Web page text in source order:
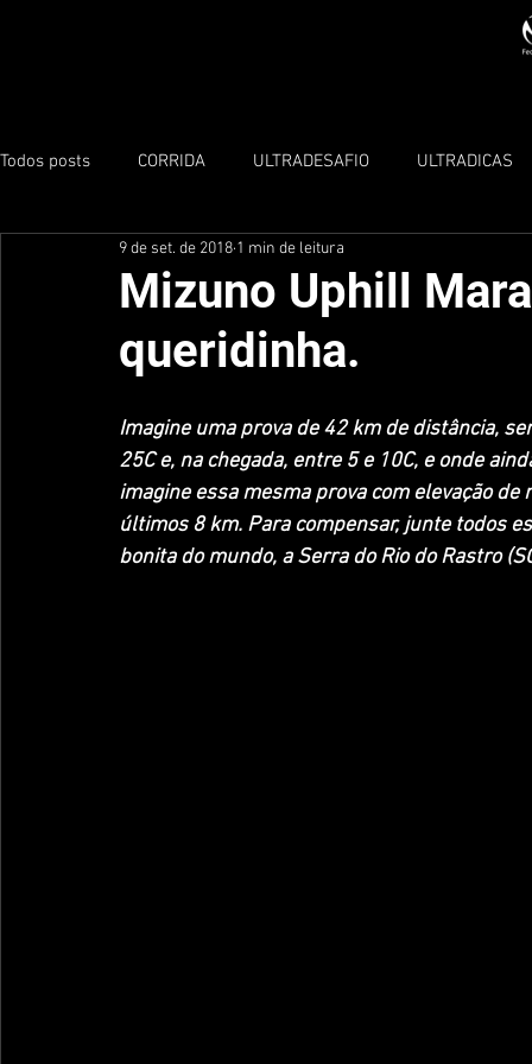
Todos posts CORRIDA ULTRADESAFIO ULTRADICAS
TRIATHLON
Mizuno Uphill
queridinha.
9 de set. de 2018 1 min de leitura
Imagine uma prova de 42 km de distância,
25C e, na chegada, entre 5 e 10C, e onde
imagine essa mesma prova com elevação
últimos 8 km. Para compensar, junte todos
bonita do mundo, a Serra do Rio do Rastro